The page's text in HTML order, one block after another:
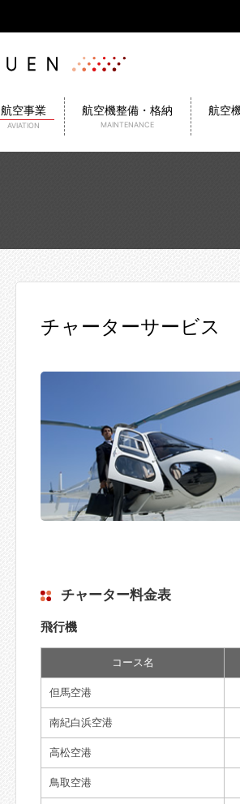
航空事業
AVIATION
航空機整備・格納
MAINTENANCE
航空
チャーターサービス
チャーター料金表
飛行機
コース名
但馬空港
南紀白浜空港
高松空港
鳥取空港